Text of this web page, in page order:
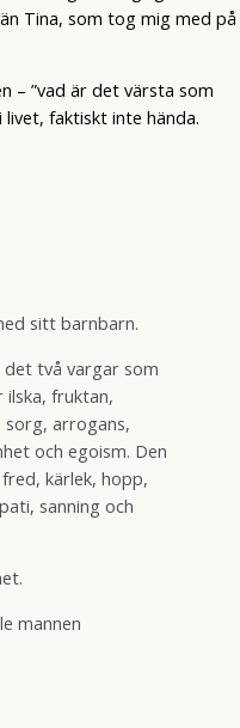
Tina, som tog mig med på
– ”vad är det värsta som
livet, faktiskt inte hända.
sitt barnbarn.
det två vargar som
ilska, fruktan,
sorg, arrogans,
och egoism. Den
kärlek, hopp,
sanning och
mannen